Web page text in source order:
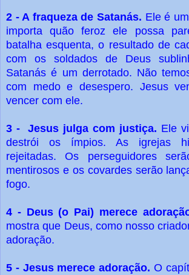
2 - A fraqueza de Satanás. Ele é
importa quão feroz ele possa
batalha esquenta, o resultado de
com os soldados de Deus
Satanás é um derrotado. Não
com medo e desespero. Jesus
vencer com ele.
3 - Jesus julga com justiça. Ele
destrói os ímpios. As igrejas
rejeitadas. Os perseguidores
mentirosos e os covardes serão
fogo.
4 - Deus (o Pai) merece
mostra que Deus, como nosso
adoração.
5 - Jesus merece adoração. O